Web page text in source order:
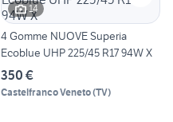
14
4 Gomme NUOVE Superia
Ecoblue UHP 225/45 R17 94W X
350 €
Castelfranco Veneto(TV)